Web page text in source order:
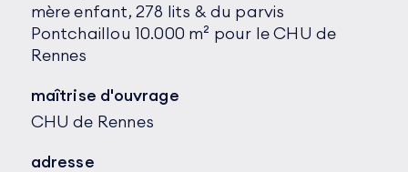
mère enfant, 278 lits & du parvis
Pontchaillou 10.000 m² pour le CHU de
Rennes
maîtrise d'ouvrage
CHU de Rennes
adresse